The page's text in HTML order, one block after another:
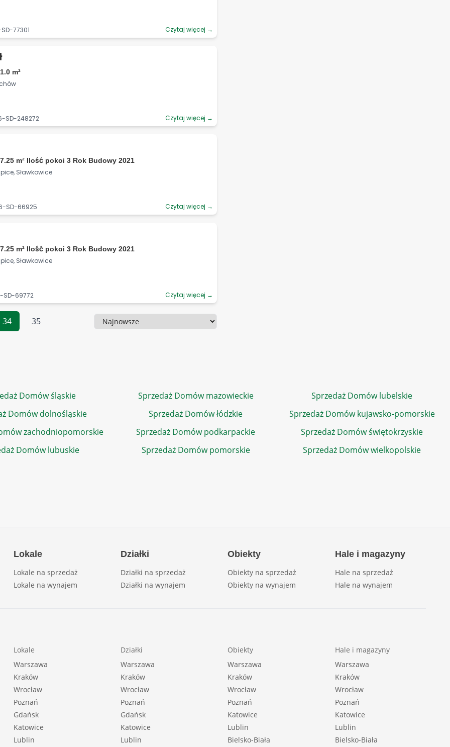
77301 Czytaj więcej →
m²
SD-248272 Czytaj więcej →
m² Ilość pokoi 3 Rok Budowy 2021
Sławkowice
SD-66925 Czytaj więcej →
m² Ilość pokoi 3 Rok Budowy 2021
Sławkowice
SD-69772 Czytaj więcej →
34 35 Sortowanie
Domów śląskie Sprzedaż Domów mazowieckie
Sprzedaż Domów lubelskie
Domów dolnośląskie
Sprzedaż Domów łódzkie
Sprzedaż Domów kujawsko-pomorskie
zachodniopomorskie
Sprzedaż Domów podkarpackie
Sprzedaż Domów świętokrzyskie
Domów lubuskie
Sprzedaż Domów pomorskie Sprzedaż Domów wielkopolskie
Lokale
Lokale na sprzedaż
Lokale na wynajem
Działki
Działki na sprzedaż
Działki na wynajem
Obiekty
Obiekty na sprzedaż
Obiekty na wynajem
Hale i magazyny
Hale na sprzedaż
Hale na wynajem
Lokale
Warszawa
Kraków
Wrocław
Poznań
Gdańsk
Katowice
Lublin
Działki
Warszawa
Kraków
Wrocław
Poznań
Gdańsk
Katowice
Lublin
Obiekty
Warszawa
Kraków
Wrocław
Poznań
Katowice
Lublin
Bielsko-Biała
Hale i magazyny
Warszawa
Kraków
Wrocław
Poznań
Katowice
Lublin
Bielsko-Biała